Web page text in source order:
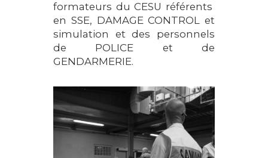
formateurs du CESU référents
en SSE, DAMAGE CONTROL et
simulation et des personnels
de POLICE et de
GENDARMERIE.